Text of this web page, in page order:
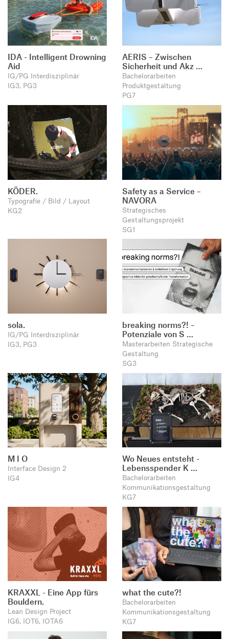
IDA - Intelligent Drowning
Aid
IG/PG Interdisziplinär
IG3, PG3
AERIS – Zwischen
Sicherheit und Akz …
Bachelorarbeiten
Produktgestaltung
PG7
KÖDER.
Typografie / Bild / Layout
KG2
Safety as a Service –
NAVORA
Strategisches
Gestaltungsprojekt
SG1
sola.
IG/PG Interdisziplinär
IG3, PG3
breaking norms?! –
Potenziale von S …
Masterarbeiten Strategische
Gestaltung
SG3
M I O
Interface Design 2
IG4
Wo Neues entsteht -
Lebensspender K …
Bachelorarbeiten
Kommunikationsgestaltung
KG7
KRAXXL - Eine App fürs
Bouldern.
Lean Design Project
IG6, IOT6, IOTA6
what the cute?!
Bachelorarbeiten
Kommunikationsgestaltung
KG7